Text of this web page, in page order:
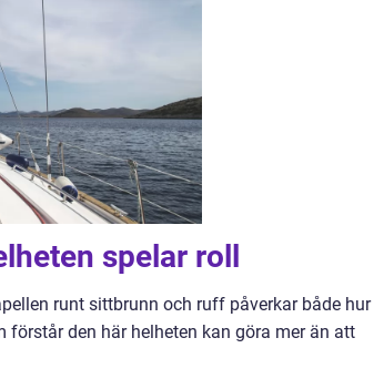
spelar roll
runt sittbrunn och ruff påverkar både hur
förstår den här helheten kan göra mer än att